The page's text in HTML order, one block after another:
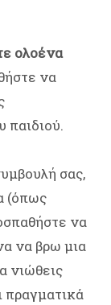
ολοένα
να
παιδιού.
σας,
(όπως
να
να βρω μια
νιώθεις
πραγματικά